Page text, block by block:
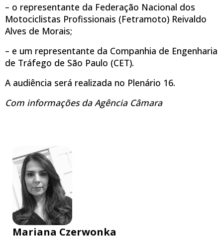
– o representante da Federação Nacional dos
Motociclistas Profissionais (Fetramoto) Reivaldo
Alves de Morais;
– e um representante da Companhia de Engenharia
de Tráfego de São Paulo (CET).
A audiência será realizada no Plenário 16.
Com informações da Agência Câmara
Mariana Czerwonka